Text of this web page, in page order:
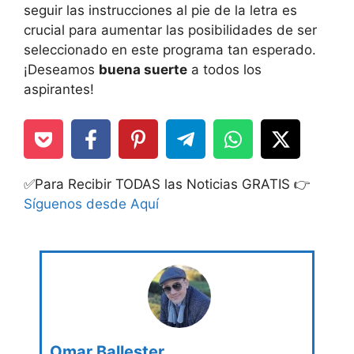
seguir las instrucciones al pie de la letra es
crucial para aumentar las posibilidades de ser
seleccionado en este programa tan esperado.
¡Deseamos buena suerte a todos los
aspirantes!
✅Para Recibir TODAS las Noticias GRATIS 👉
Síguenos desde Aquí